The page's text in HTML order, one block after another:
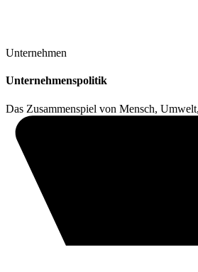
Unternehmen
Unternehmenspolitik
Das Zusammenspiel von Mensch,